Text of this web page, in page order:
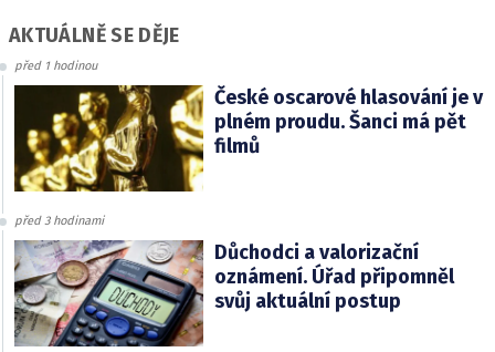
AKTUÁLNĚ SE DĚJE
před 1 hodinou
České oscarové hlasování je v
plném proudu. Šanci má pět
filmů
před 3 hodinami
Důchodci a valorizační
oznámení. Úřad připomněl
svůj aktuální postup